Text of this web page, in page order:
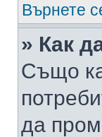
Върнете
» Как
Също
да